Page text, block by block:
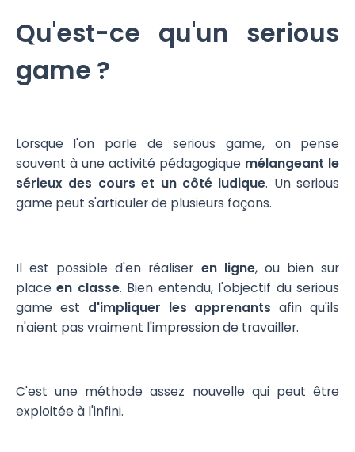
Qu'est-ce qu'un serious
game ?
Lorsque l'on parle de serious game, on pense
souvent à une activité pédagogique mélangeant le
sérieux des cours et un côté ludique. Un serious
game peut s'articuler de plusieurs façons.
Il est possible d'en réaliser en ligne, ou bien sur
placeen classe. Bien entendu, l'objectif du serious
game est d'impliquer les apprenants afin qu'ils
n'aient pas vraiment l'impression de travailler.
C'est une méthode assez nouvelle qui peut être
exploitée à l'infini.